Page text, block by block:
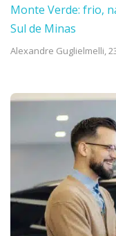
Monte Verde: frio,
Sul de Minas
Alexandre Guglielmelli,